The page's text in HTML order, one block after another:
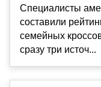
Специалисты
составили
семейных
сразу три источ...